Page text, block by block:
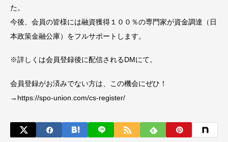
た。
今後、会員の皆様には融資獲得１００％の専門家が資金調達（日
本政策金融公庫）をフルサポートします。
※詳しくは会員登録後に配信されるDMにて。
会員登録がお済みでない方は、この機会にぜひ！
→https://spo-union.com/cs-register/